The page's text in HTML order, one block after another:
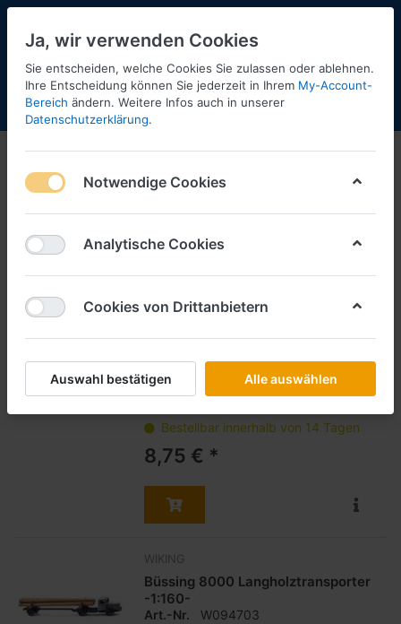
Menü Anmelden Shopaktualisierung
N - Spur
1-12 von 33
Filtern Sortieren
WIKING
Art.-Nr. W097303
* Preise inkl. MwSt., zzgl.Versandkosten
Bestellbar innerhalb von 14 Tagen
8,75 € *
WIKING
Büssing 8000 Langholztransporter
-1:160-
Art.-Nr. W094703
Ja, wir verwenden Cookies
Sie entscheiden, welche Cookies Sie zulassen oder ablehnen.
Ihre Entscheidung können Sie jederzeit in Ihrem My-Account-
Bereich ändern. Weitere Infos auch in unserer
Datenschutzerklärung.
Notwendige Cookies
Analytische Cookies
Cookies von Drittanbietern
Auswahl bestätigen Alle auswählen